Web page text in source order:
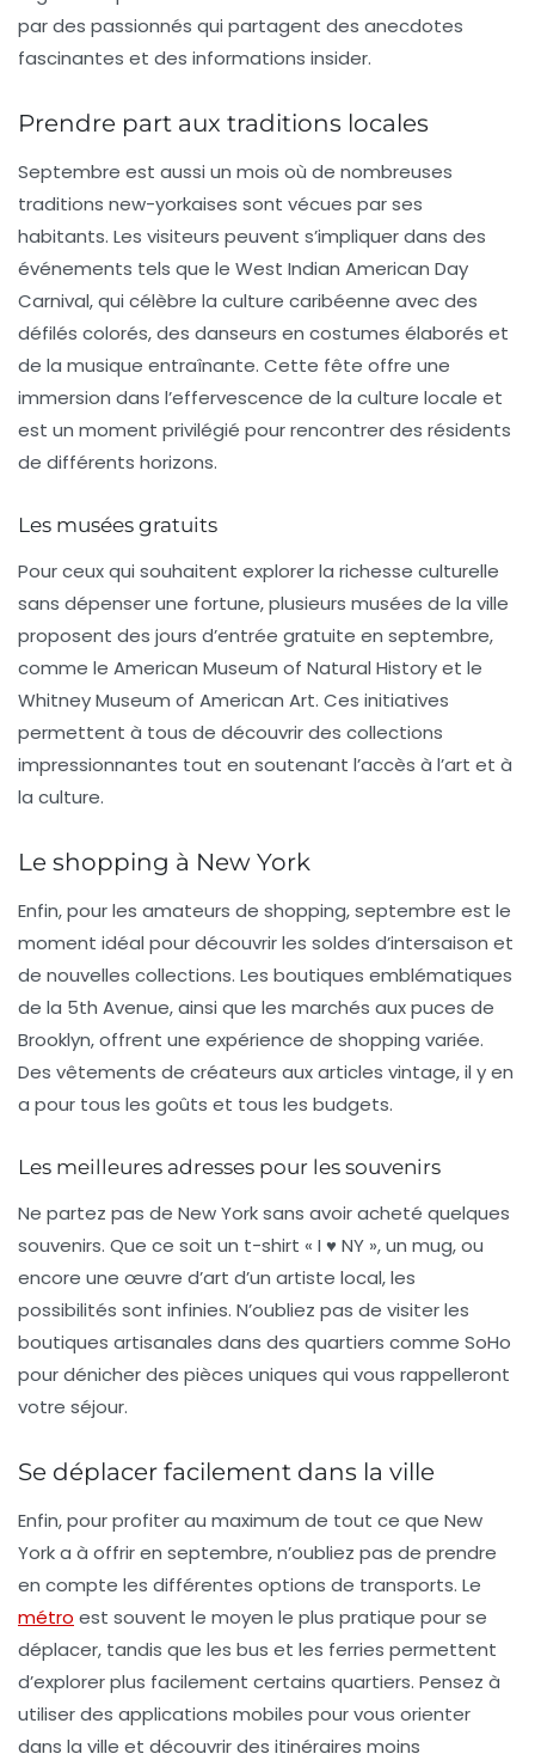
par des passionnés qui partagent des anecdotes
fascinantes et des informations insider.
Prendre part aux traditions locales
Septembre est aussi un mois où de nombreuses
traditions new-yorkaises sont vécues par ses
habitants. Les visiteurs peuvent s’impliquer dans des
événements tels que le West Indian American Day
Carnival, qui célèbre la culture caribéenne avec des
défilés colorés, des danseurs en costumes élaborés et
de la musique entraînante. Cette fête offre une
immersion dans l’effervescence de la culture locale et
est un moment privilégié pour rencontrer des résidents
de différents horizons.
Les musées gratuits
Pour ceux qui souhaitent explorer la richesse culturelle
sans dépenser une fortune, plusieurs musées de la ville
proposent des jours d’entrée gratuite en septembre,
comme le American Museum of Natural Historyet le
Whitney Museum of American Art. Ces initiatives
permettent à tous de découvrir des collections
impressionnantes tout en soutenant l’accès à l’art et à
la culture.
Le shopping à New York
Enfin, pour les amateurs de shopping, septembre est le
moment idéal pour découvrir les soldes d’intersaison et
de nouvelles collections. Les boutiques emblématiques
de la 5th Avenue, ainsi que les marchés aux puces de
Brooklyn, offrent une expérience de shopping variée.
Des vêtements de créateurs aux articles vintage, il y en
a pour tous les goûts et tous les budgets.
Les meilleures adresses pour les souvenirs
Ne partez pas de New York sans avoir acheté quelques
souvenirs. Que ce soit un t-shirt « I ♥ NY », un mug, ou
encore une œuvre d’art d’un artiste local, les
possibilités sont infinies. N’oubliez pas de visiter les
boutiques artisanales dans des quartiers comme SoHo
pour dénicher des pièces uniques qui vous rappelleront
votre séjour.
Se déplacer facilement dans la ville
Enfin, pour profiter au maximum de tout ce que New
York a à offrir en septembre, n’oubliez pas de prendre
en compte les différentes options de transports. Le
métro est souvent le moyen le plus pratique pour se
déplacer, tandis que les bus et les ferries permettent
d’explorer plus facilement certains quartiers. Pensez à
utiliser des applications mobiles pour vous orienter
dans la ville et découvrir des itinéraires moins